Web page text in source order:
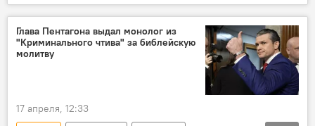
Курман айт
Бишкек
Глава Пентагона выдал монолог из
"Криминального чтива" за библейскую
молитву
17 апреля, 12:33